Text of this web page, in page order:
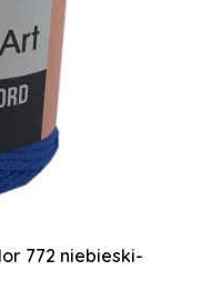
772 niebieski-